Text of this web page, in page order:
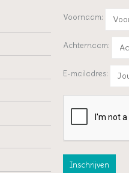
Voornaam:
Achternaam:
E-mailadres: